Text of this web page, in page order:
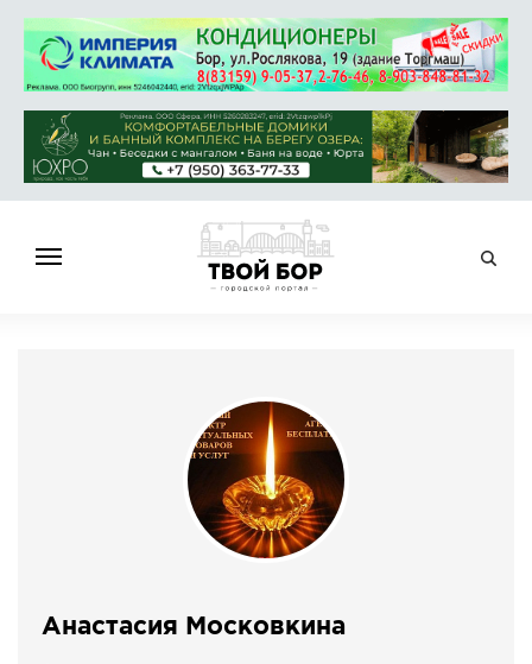
ОБЪЯВЛЕНИЯ
КОНКУРСЫ
Анастасия Московкина